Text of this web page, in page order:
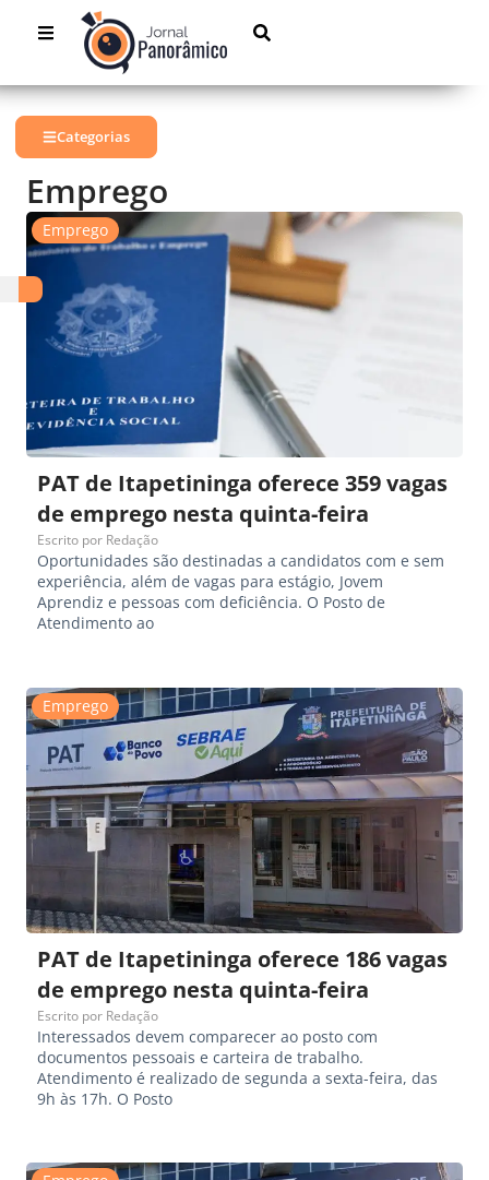
Categorias
Emprego
Emprego
PAT de Itapetininga oferece 359 vagas
de emprego nesta quinta-feira
Escrito por Redação
Oportunidades são destinadas a candidatos com e sem
experiência, além de vagas para estágio, Jovem
Aprendiz e pessoas com deficiência. O Posto de
Atendimento ao
Emprego
PAT de Itapetininga oferece 186 vagas
de emprego nesta quinta-feira
Escrito por Redação
Interessados devem comparecer ao posto com
documentos pessoais e carteira de trabalho.
Atendimento é realizado de segunda a sexta-feira, das
9h às 17h. O Posto